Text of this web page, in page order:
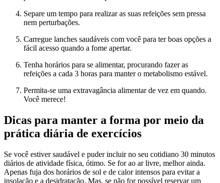
Separe um tempo para realizar as suas refeições sem pressa
nem perturbações.
Carregue lanches saudáveis com você para ter boas opções a
fácil acesso quando a fome apertar.
Tenha horários para se alimentar, procurando fazer as
refeições a cada 3 horas para manter o metabolismo estável.
Permita-se uma extravagância alimentar de vez em quando.
Você merece!
Dicas para manter a forma por meio da
prática diária de exercícios
Se você estiver saudável e puder incluir no seu cotidiano 30 minutos
diários de atividade física, ótimo. Se for ao ar livre, melhor ainda.
Apenas fuja dos horários de sol e de calor intensos para evitar a
insolação e a desidratação. Mas, se não for possível reservar um